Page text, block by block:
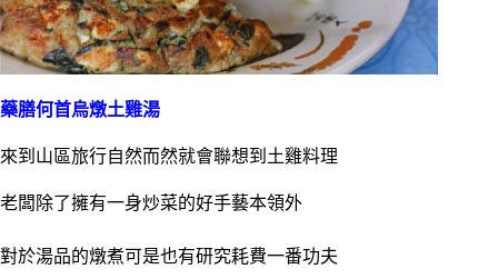
藥膳何首烏燉土雞湯
來到山區旅行自然而然就會聯想到土雞料理
老闆除了擁有一身炒菜的好手藝本領外
對於湯品的燉煮可是也有研究耗費一番功夫